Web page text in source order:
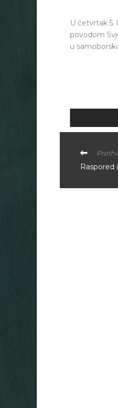
U četvrtak
povodom
u
Raspored